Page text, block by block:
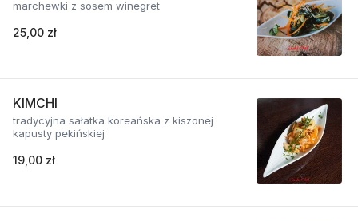
marchewki z sosem winegret
25,00 zł
KIMCHI
tradycyjna sałatka koreańska z kiszonej
kapusty pekińskiej
19,00 zł